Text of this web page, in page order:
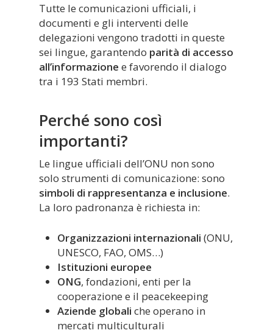
Tutte le comunicazioni ufficiali, i
documenti e gli interventi delle
delegazioni vengono tradotti in queste
sei lingue, garantendo parità di accesso
all’informazione e favorendo il dialogo
tra i 193 Stati membri.
Perché sono così
importanti?
Le lingue ufficiali dell’ONU non sono
solo strumenti di comunicazione: sono
simboli di rappresentanza e inclusione.
La loro padronanza è richiesta in:
Organizzazioni internazionali (ONU,
UNESCO, FAO, OMS…)
Istituzioni europee
ONG, fondazioni, enti per la
cooperazione e il peacekeeping
Aziende globali che operano in
mercati multiculturali